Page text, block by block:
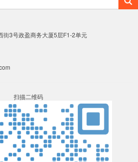
街3号政盈商务大厦5层F1-2单元
扫描二维码